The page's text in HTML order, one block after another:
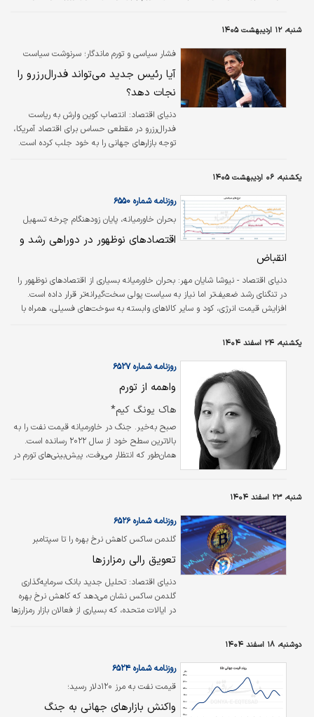
شنبه، ۱۲ اردیبهشت ۱۴۰۵
فشار سیاسی و تورم ماندگار؛ سرنوشت سیاست
پولی آمریکا در بزنگاه؛
آیا رئیس جدید می‌تواند فدرال‌رزرو را
نجات دهد؟
دنیای اقتصاد: انتصاب کوین وارش به ریاست
فدرال‌رزرو در مقطعی حساس برای اقتصاد آمریکا،
توجه بازارهای جهانی را به خود جلب کرده است.
سیاست پولیایالات متحده در حال آغاز است.
یکشنبه، ۰۶ اردیبهشت ۱۴۰۵
بحران خاورمیانه، پایان زودهنگام چرخه تسهیل
پولی را رقم زد
روزنامه شماره ۶۵۵۰
اقتصادهای نوظهور در دوراهی رشد و
انقباض
دنیای اقتصاد - نیوشا شایان مهر: بحران خاورمیانه بسیاری از اقتصادهای نوظهور را
در تنگنای رشد ضعیف‌تر اما نیاز به سیاست پولی سخت‌گیرانه‌تر قرار داده است.
افزایش قیمت انرژی، کود و سایر کالاهای وابسته به سوخت‌های فسیلی، همراه با
سیاستگذاری را دشوارتر کرده است. در این میان نقش فدرال‌رزرو آمریکا تعیین‌کننده
است. مسیر نرخ‌های بهره آمریکا و نوسانات دلار می‌تواند جریان سرمایه، هزینه
استقراض و ثبات مالی اقتصادهای نوظهور را به‌طور مستقیم تحت‌تاثیر قرار دهد.…
یکشنبه، ۲۴ اسفند ۱۴۰۴
روزنامه شماره ۶۵۲۷
واهمه از تورم
هاک یونگ کیم*
صبح به‌خیر. جنگ در خاورمیانه قیمت نفت را به
بالاترین سطح خود از سال ۲۰۲۲ رسانده است.
همان‌طور که انتظار می‌رفت، پیش‌بینی‌های تورم در
شنبه، ۲۳ اسفند ۱۴۰۴
گلدمن ساکس کاهش نرخ بهره را تا سپتامبر
پیش‌بینی می‌کند
روزنامه شماره ۶۵۲۶
تعویق رالی رمزارزها
دنیای اقتصاد: تحلیل جدید بانک سرمایه‌گذاری
گلدمن ساکس نشان می‌دهد که کاهش نرخ بهره
در ایالات متحده، که بسیاری از فعالان بازار رمزارزها
تابستان، بلکه در ماه سپتامبر انجام شود؛ موضوعی
که می‌تواند زمان آغاز موج صعودی جدید در بازار
رمزارزها را به تعویق بیندازد.
دوشنبه، ۱۸ اسفند ۱۴۰۴
قیمت نفت به مرز ۱۲۰دلار رسید؛
روزنامه شماره ۶۵۲۴
واکنش بازارهای جهانی به جنگ